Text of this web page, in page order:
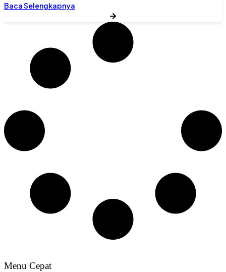
Baca Selengkapnya
Menu Cepat